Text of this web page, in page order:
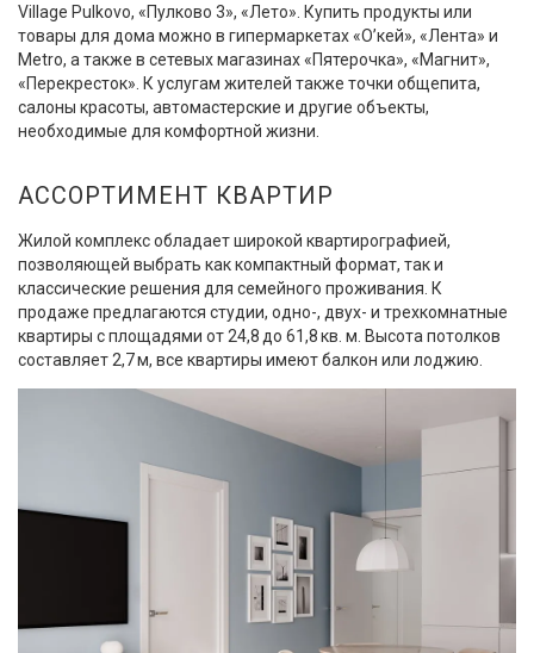
Village Pulkovo, «Пулково 3», «Лето». Купить продукты или
товары для дома можно в гипермаркетах «О’кей», «Лента» и
Metro, а также в сетевых магазинах «Пятерочка», «Магнит»,
«Перекресток». К услугам жителей также точки общепита,
салоны красоты, автомастерские и другие объекты,
необходимые для комфортной жизни.
АССОРТИМЕНТ КВАРТИР
Жилой комплекс обладает широкой квартирографией,
позволяющей выбрать как компактный формат, так и
классические решения для семейного проживания. К
продаже предлагаются студии, одно-, двух- и трехкомнатные
квартиры с площадями от 24,8 до 61,8 кв. м. Высота потолков
составляет 2,7 м, все квартиры имеют балкон или лоджию.